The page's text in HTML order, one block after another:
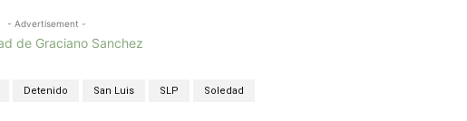
- Advertisement -
Detenido San Luis SLP Soledad